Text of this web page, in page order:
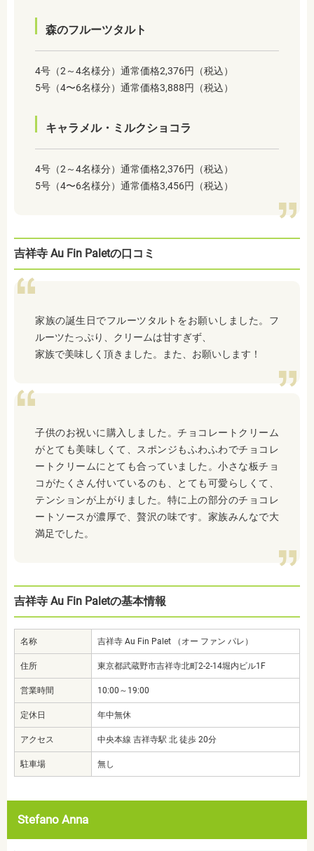
森のフルーツタルト
4号（2～4名様分）通常価格2,376円（税込）
5号（4〜6名様分）通常価格3,888円（税込）
キャラメル・ミルクショコラ
4号（2～4名様分）通常価格2,376円（税込）
5号（4〜6名様分）通常価格3,456円（税込）
吉祥寺 Au Fin Paletの口コミ
家族の誕生日でフルーツタルトをお願いしました。フ
ルーツたっぷり、クリームは甘すぎず、
家族で美味しく頂きました。また、お願いします！
子供のお祝いに購入しました。チョコレートクリーム
がとても美味しくて、スポンジもふわふわでチョコレ
ートクリームにとても合っていました。小さな板チョ
コがたくさん付いているのも、とても可愛らしくて、
テンションが上がりました。特に上の部分のチョコレ
ートソースが濃厚で、贅沢の味です。家族みんなで大
満足でした。
吉祥寺 Au Fin Paletの基本情報
名称 吉祥寺 Au Fin Palet （オー ファン パレ）
住所 東京都武蔵野市吉祥寺北町2-2-14堀内ビル1F
営業時間 10:00～19:00
定休日 年中無休
アクセス 中央本線 吉祥寺駅 北 徒歩 20分
駐車場 無し
Stefano Anna